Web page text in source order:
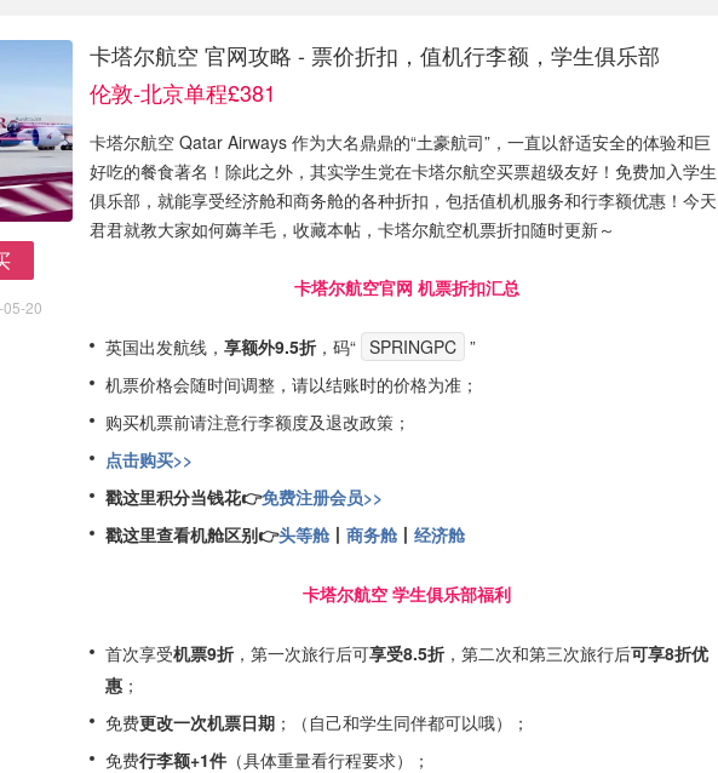
20
卡塔尔航空 官网攻略 - 票价折扣，值机行李额，学生俱乐部
伦敦-北京单程£381
卡塔尔航空 Qatar Airways 作为大名鼎鼎的“土豪航司”，一直以舒适安全的体验和巨
好吃的餐食著名！除此之外，其实学生党在卡塔尔航空买票超级友好！免费加入学生
俱乐部，就能享受经济舱和商务舱的各种折扣，包括值机机服务和行李额优惠！今天
君君就教大家如何薅羊毛，收藏本帖，卡塔尔航空机票折扣随时更新～
卡塔尔航空官网 机票折扣汇总
英国出发航线， 享额外9.5折 ，码“ SPRINGPC ”
机票价格会随时间调整，请以结账时的价格为准；
购买机票前请注意行李额度及退改政策；
点击购买>>
戳这里积分当钱花👉免费注册会员>>
戳这里查看机舱区别👉头等舱 丨 商务舱 丨 经济舱
卡塔尔航空 学生俱乐部福利
首次享受机票9折 ，第一次旅行后可享受8.5折 ，第二次和第三次旅行后可享8折优
惠 ；
免费更改一次机票日期 ；（自己和学生同伴都可以哦）；
免费行李额+1件 （具体重量看行程要求）；